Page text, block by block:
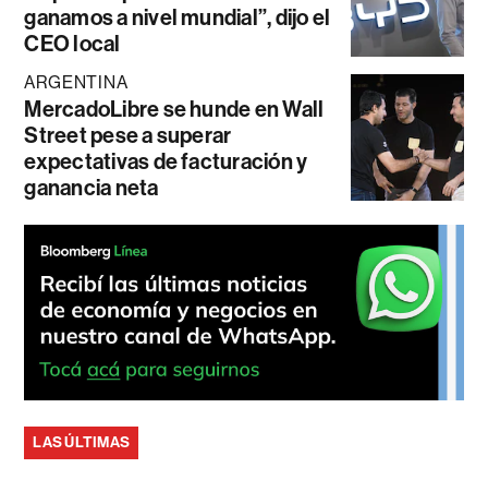
ganamos a nivel mundial”, dijo el
CEO local
ARGENTINA
MercadoLibre se hunde en Wall
Street pese a superar
expectativas de facturación y
ganancia neta
LAS ÚLTIMAS